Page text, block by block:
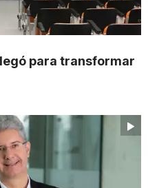
para transformar